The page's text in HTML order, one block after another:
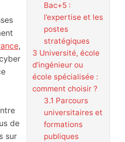
Bac+5 :
l’expertise et les
postes
stratégiques
3 Université, école
d’ingénieur ou
école spécialisée :
comment choisir ?
3.1 Parcours
universitaires et
formations
publiques
,
de
sur